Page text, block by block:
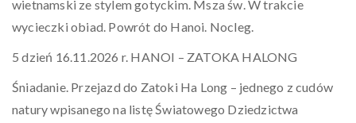
wietnamski ze stylem gotyckim. Msza św. W trakcie
wycieczki obiad. Powrót do Hanoi. Nocleg.
5 dzień 16.11.2026 r. HANOI – ZATOKA HALONG
Śniadanie. Przejazd do Zatoki Ha Long – jednego z cudów
natury wpisanego na listę Światowego Dziedzictwa